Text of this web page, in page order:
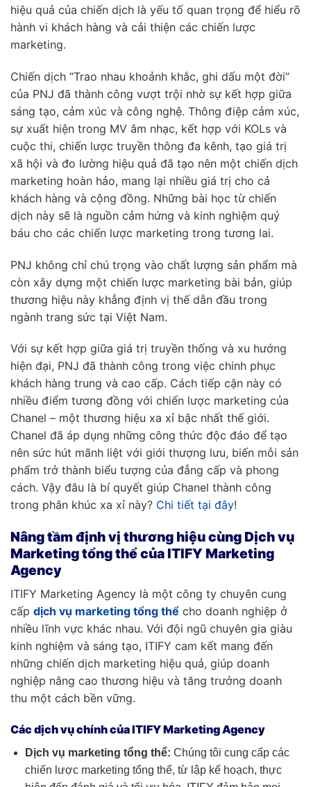
hiệu quả của chiến dịch là yếu tố quan trọng để hiểu rõ
hành vi khách hàng và cải thiện các chiến lược
marketing.
Chiến dịch “Trao nhau khoảnh khắc, ghi dấu một đời”
của PNJ đã thành công vượt trội nhờ sự kết hợp giữa
sáng tạo, cảm xúc và công nghệ. Thông điệp cảm xúc,
sự xuất hiện trong MV âm nhạc, kết hợp với KOLs và
cuộc thi, chiến lược truyền thông đa kênh, tạo giá trị
xã hội và đo lường hiệu quả đã tạo nên một chiến dịch
marketing hoàn hảo, mang lại nhiều giá trị cho cả
khách hàng và cộng đồng. Những bài học từ chiến
dịch này sẽ là nguồn cảm hứng và kinh nghiệm quý
báu cho các chiến lược marketing trong tương lai.
PNJ không chỉ chú trọng vào chất lượng sản phẩm mà
còn xây dựng một chiến lược marketing bài bản, giúp
thương hiệu này khẳng định vị thế dẫn đầu trong
ngành trang sức tại Việt Nam.
Với sự kết hợp giữa giá trị truyền thống và xu hướng
hiện đại, PNJ đã thành công trong việc chinh phục
khách hàng trung và cao cấp. Cách tiếp cận này có
nhiều điểm tương đồng với chiến lược marketing của
Chanel – một thương hiệu xa xỉ bậc nhất thế giới.
Chanel đã áp dụng những công thức độc đáo để tạo
nên sức hút mãnh liệt với giới thượng lưu, biến mỗi sản
phẩm trở thành biểu tượng của đẳng cấp và phong
cách. Vậy đâu là bí quyết giúp Chanel thành công
trong phân khúc xa xỉ này? Chi tiết tại đây!
Nâng tầm định vị thương hiệu cùng Dịch vụ
Marketing tổng thể của ITIFY Marketing
Agency
ITIFY Marketing Agency là một công ty chuyên cung
cấp dịch vụ marketing tổng thể cho doanh nghiệp ở
nhiều lĩnh vực khác nhau. Với đội ngũ chuyên gia giàu
kinh nghiệm và sáng tạo, ITIFY cam kết mang đến
những chiến dịch marketing hiệu quả, giúp doanh
nghiệp nâng cao thương hiệu và tăng trưởng doanh
thu một cách bền vững.
Các dịch vụ chính của ITIFY Marketing Agency
Dịch vụ marketing tổng thể: Chúng tôi cung cấp các
chiến lược marketing tổng thể, từ lập kế hoạch, thực